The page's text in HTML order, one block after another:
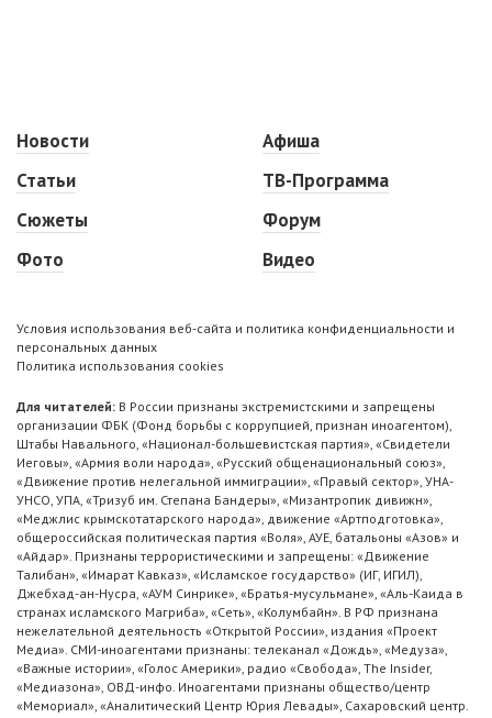
Новости
Статьи
Сюжеты
Фото
Афиша
ТВ-Программа
Форум
Видео
Условия использования веб-сайта и политика конфиденциальности и
персональных данных
Политика использования cookies
Для читателей: В России признаны экстремистскими и запрещены
организации ФБК (Фонд борьбы с коррупцией, признан иноагентом),
Штабы Навального, «Национал-большевистская партия», «Свидетели
Иеговы», «Армия воли народа», «Русский общенациональный союз»,
«Движение против нелегальной иммиграции», «Правый сектор», УНА-
УНСО, УПА, «Тризуб им. Степана Бандеры», «Мизантропик дивижн»,
«Меджлис крымскотатарского народа», движение «Артподготовка»,
общероссийская политическая партия «Воля», АУЕ, батальоны «Азов» и
«Айдар». Признаны террористическими и запрещены: «Движение
Талибан», «Имарат Кавказ», «Исламское государство» (ИГ, ИГИЛ),
Джебхад-ан-Нусра, «АУМ Синрике», «Братья-мусульмане», «Аль-Каида в
странах исламского Магриба», «Сеть», «Колумбайн». В РФ признана
нежелательной деятельность «Открытой России», издания «Проект
Медиа». СМИ-иноагентами признаны: телеканал «Дождь», «Медуза»,
«Важные истории», «Голос Америки», радио «Свобода», The Insider,
«Медиазона», ОВД-инфо. Иноагентами признаны общество/центр
«Мемориал», «Аналитический Центр Юрия Левады», Сахаровский центр.